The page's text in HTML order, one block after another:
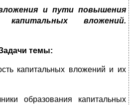
и пути повышения
капитальных вложений.
темы:
капитальных вложений и их
образования капитальных